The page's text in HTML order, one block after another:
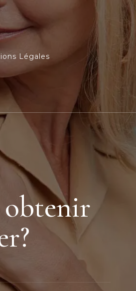
Légales
obtenir